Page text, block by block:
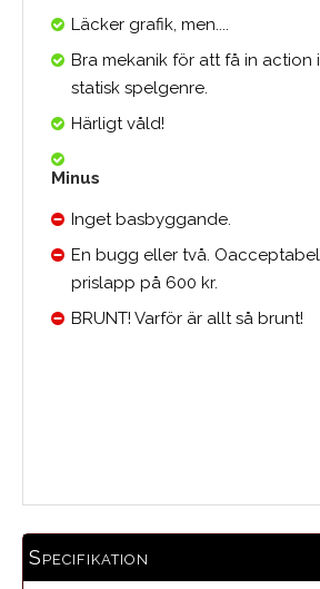
Läcker grafik, men....
Bra mekanik för att få in action
statisk spelgenre.
Härligt våld!
Minus
Inget basbyggande.
En bugg eller två.
prislapp på 600 kr.
BRUNT! Varför är allt så brunt!
Specifikation